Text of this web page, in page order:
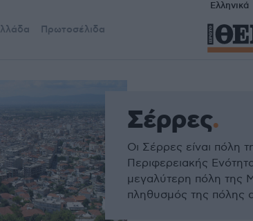
Ελληνικά
Πρωτοσέλιδα
Σέρρες
Οι Σέρρες είναι πόλη
Περιφερειακής
μεγαλύτερη πόλη της
πληθυσμός της πόλης